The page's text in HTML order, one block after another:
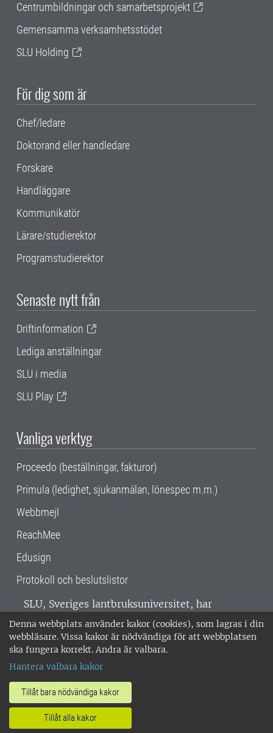
Denna webbplats använder kakor (cookies), som lagras i din
webbläsare. Vissa kakor är nödvändiga för att webbplatsen
ska fungera korrekt. Andra är valbara.
Hantera valbara kakor
Tillåt bara nödvändiga kakor
Tillåt alla kakor
Centrumbildningar och samarbetsprojekt
Gemensamma verksamhetsstödet
SLU Holding
För dig som är
Chef/ledare
Doktorand eller handledare
Forskare
Handläggare
Kommunikatör
Lärare/studierektor
Programstudierektor
Senaste nytt från
Driftinformation
Lediga anställningar
SLU i media
SLU Play
Vanliga verktyg
Proceedo (beställningar, fakturor)
Primula (ledighet, sjukanmälan, lönespec m.m.)
Webbmejl
ReachMee
Edusign
Protokoll och beslutslistor
SLU, Sveriges lantbruksuniversitet, har
verksamhet över hela Sverige. Huvudorter är
Alnarp, Uppsala och Umeå.SLU är
miljöcertifierat enligt ISO 14001. •
018-67 10 00 • Org nr: 202100-2817 •
Om SLU:s webbplatser
•Hantera kakor•Behandling av
personuppgifter